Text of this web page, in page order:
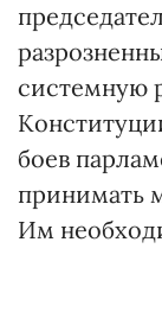
системную
боев
принимать
Им
выборов и